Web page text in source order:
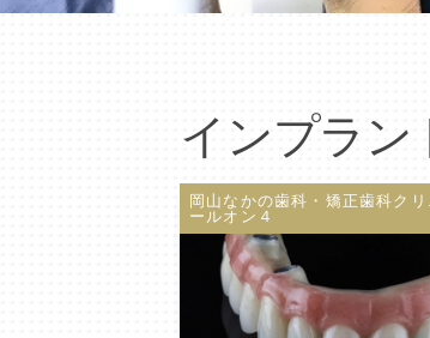
インプラン
岡山なかの歯科・矯正歯科ク
ールオン４